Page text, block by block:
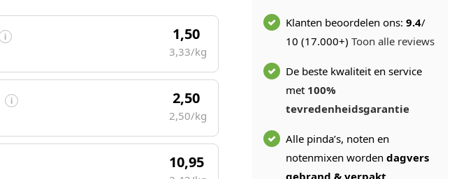
1,50
3,33/kg
2,50
2,50/kg
10,95
Klanten beoordelen ons: 9.4/
10 (17.000+) Toon alle reviews
De beste kwaliteit en service
met 100%
tevredenheidsgarantie
Alle pinda’s, noten en
notenmixen worden dagvers
gebrand & verpakt